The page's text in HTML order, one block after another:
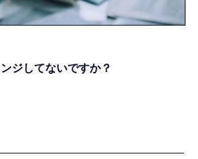
ジしてないですか？